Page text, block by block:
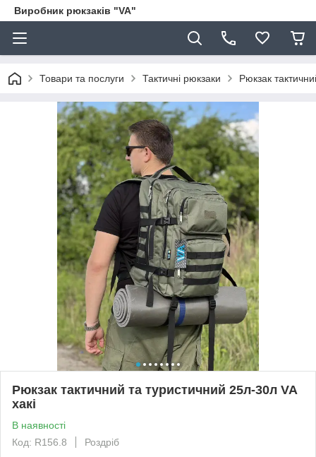
Виробник рюкзаків "VA"
Товари та послуги Тактичні рюкзаки Рюкзак
Рюкзак тактичний та туристичний 25л-30л VA
хакі
В наявності
Код: R156.8
Роздріб